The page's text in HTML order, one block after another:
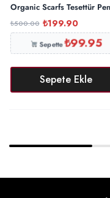
Organic Scarfs Tesettür
₺500.00 ₺199.90
Sepette₺99.95
Sepete Ekle